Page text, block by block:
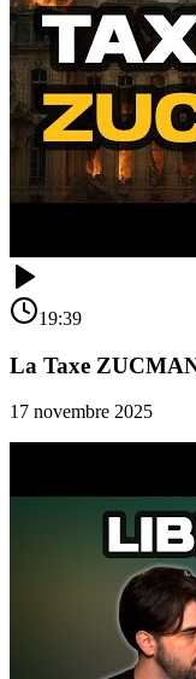
19:39
La Taxe
17 novembre 2025